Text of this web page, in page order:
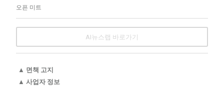
오픈 미트
AI뉴스랩 바로가기
▲ 면책 고지
▲ 사업자 정보